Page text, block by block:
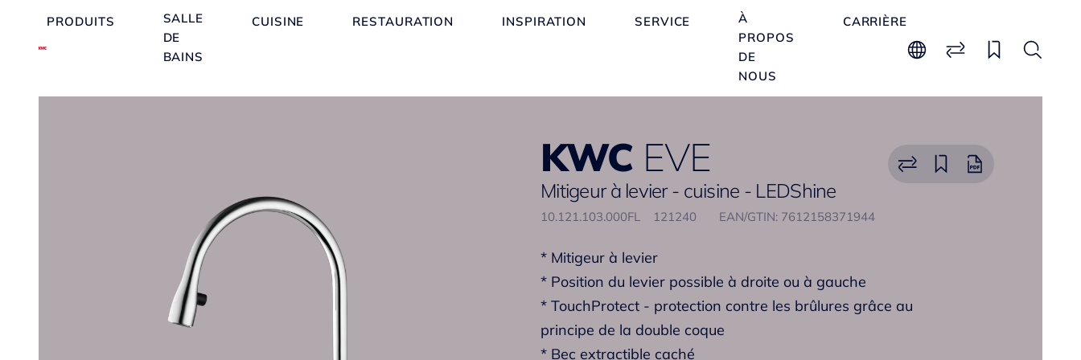
PRODUITS
SALLE
DE
BAINS
CUISINE RESTAURATION INSPIRATION SERVICE
À
PROPOS
DE
NOUS
CARRIÈRE
KWC EVE
Mitigeur à levier - cuisine - LEDShine
10.121.103.000FL 121240 EAN/GTIN: 7612158371944
* Mitigeur à levier
* Position du levier possible à droite ou à gauche
* TouchProtect - protection contre les brûlures grâce au
principe de la double coque
* Bec extractible caché